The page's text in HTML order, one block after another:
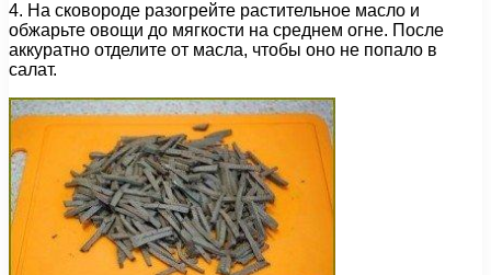
4. На сковороде разогрейте растительное масло и
обжарьте овощи до мягкости на среднем огне. После
аккуратно отделите от масла, чтобы оно не попало в
салат.